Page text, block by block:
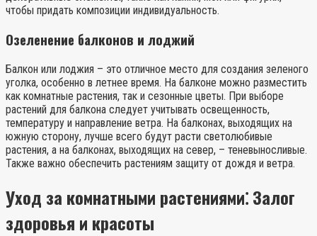
чтобы придать композиции индивидуальность.
Озеленение балконов и лоджий
Балкон или лоджия – это отличное место для создания зеленого
уголка, особенно в летнее время. На балконе можно разместить
как комнатные растения, так и сезонные цветы. При выборе
растений для балкона следует учитывать освещенность,
температуру и направление ветра. На балконах, выходящих на
южную сторону, лучше всего будут расти светолюбивые
растения, а на балконах, выходящих на север, – теневыносливые.
Также важно обеспечить растениям защиту от дождя и ветра.
Уход за комнатными растениями⁚ Залог
здоровья и красоты